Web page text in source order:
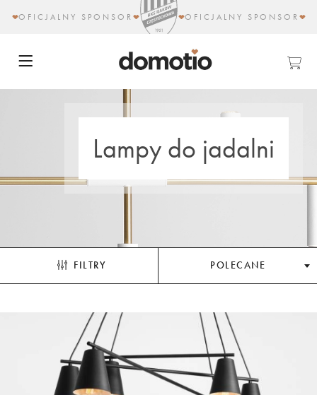
OFICJALNY SPONSOR OFICJALNY SPONSOR
Lampy do jadalni
FILTRY POLECANE